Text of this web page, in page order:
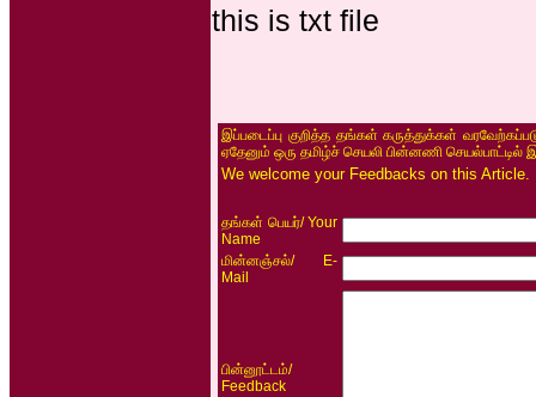
this is txt file
இப்படைப்பு குறித்த தங்கள் கருத்துக்கள்
ஏதேனும் ஒரு தமிழ்ச் செயலி பின்னணி செயல்பாட்டில்
We welcome your Feedbacks on this
தங்கள் பெயர்/ Your
Name
மின்னஞ்சல்/ E-
Mail
பின்னூட்டம்/
Feedback